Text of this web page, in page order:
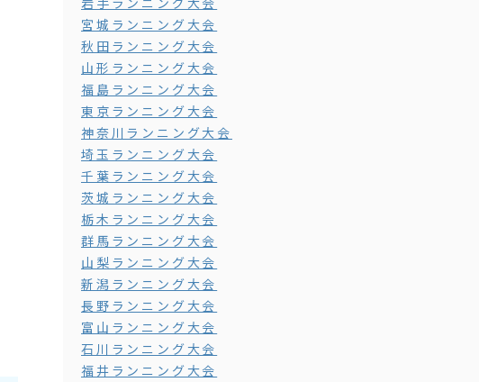
宮城ランニング大会
秋田ランニング大会
山形ランニング大会
福島ランニング大会
東京ランニング大会
神奈川ランニング大会
埼玉ランニング大会
千葉ランニング大会
茨城ランニング大会
栃木ランニング大会
群馬ランニング大会
山梨ランニング大会
新潟ランニング大会
長野ランニング大会
富山ランニング大会
石川ランニング大会
福井ランニング大会